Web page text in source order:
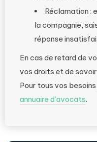
Réclamation :
la compagnie,
réponse
En cas de retard de
vos droits et de
Pour tous vos
annuaire d’avocats.